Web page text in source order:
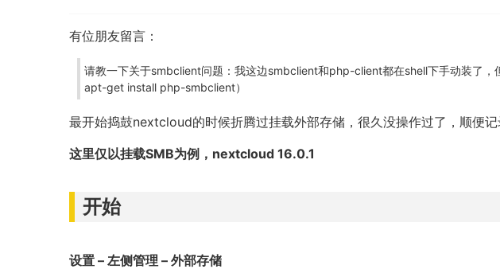
有位朋友留言：
请教一下关于smbclient问题：我这边smbclient和php-client都在shell下手动装了
apt-get install php-smbclient）
最开始捣鼓nextcloud的时候折腾过挂载外部存储，很久没操作过了，顺便记
这里仅以挂载SMB为例，nextcloud 16.0.1
开始
设置 – 左侧管理 – 外部存储